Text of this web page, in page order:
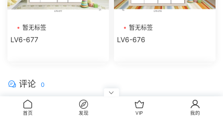
暂无标签
LV6-677
暂无标签
LV6-676
评论 0
首页 发现 VIP 我的